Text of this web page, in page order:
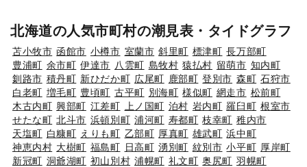
北海道の人気市町村の潮見表・タイドグラフ
苫小牧市 函館市 小樽市 室蘭市 斜里町 標津町 長万部町
豊浦町 余市町 伊達市 八雲町 島牧村 猿払村 留萌市 知内町
釧路市 積丹町 新ひだか町 広尾町 鹿部町 登別市 森町 石狩市
白老町 増毛町 豊頃町 古平町 別海町 様似町 網走市 松前町
木古内町 興部町 江差町 上ノ国町 泊村 岩内町 羅臼町 根室市
せたな町 北斗市 浜頓別町 浦河町 寿都町 枝幸町 稚内市
天塩町 白糠町 えりも町 乙部町 厚真町 雄武町 浜中町
神恵内村 大樹町 福島町 日高町 湧別町 紋別市 小平町 厚岸町
新冠町 洞爺湖町 初山別村 浦幌町 礼文町 奥尻町 羽幌町